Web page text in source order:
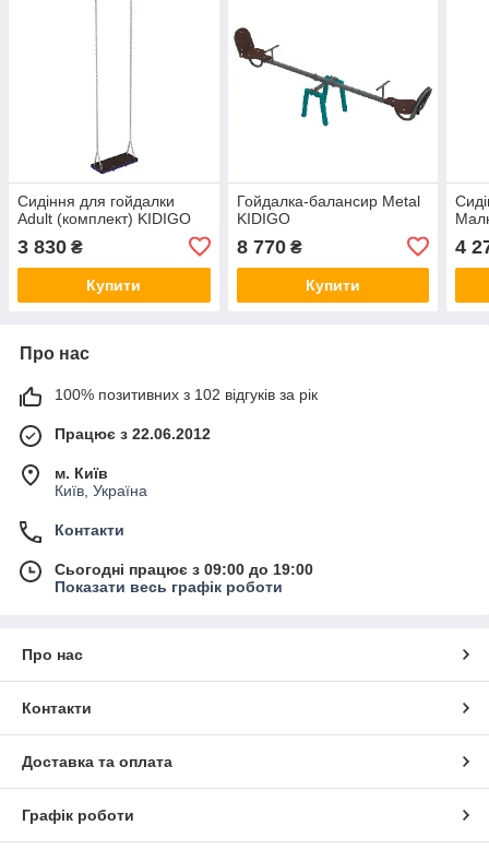
Сидіння для гойдалки
Adult (комплект) KIDIGO
3 830 ₴
Купити
Гойдалка-балансир Metal
KIDIGO
8 770₴
Купити
4
Про нас
100% позитивних з 102 відгуків за рік
Працює з 22.06.2012
м. Київ
Київ, Україна
Контакти
Сьогодні працює з 09:00 до 19:00
Показати весь графік роботи
Про нас
Контакти
Доставка та оплата
Графік роботи